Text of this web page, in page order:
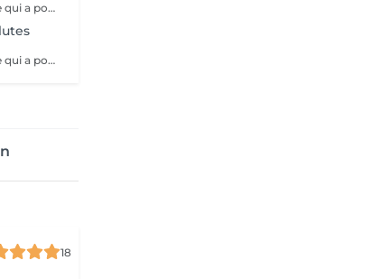
Épilation à la cire permet d'arracher le poil et la racine, ce qui a pour effet de ralentir la repousse de quelques semaines. De plus, le poil qui repoussera sera plus fin. L'épilation à la cire est une méthode efficace pour tous les types de poils. La cire tiède est utilisée sur la majorité des régions corporelles. Pour les régions plus sensibles, comme les aisselles et le bikini, c'est plutôt la cire chaude qui est utilisée afin de minimiser les risques d'ecchymoses dus à une traction trop forte.
Épilation à la cire permet d'arracher le poil et la racine, ce qui a pour effet de ralentir la repousse de quelques semaines. De plus, le poil qui repoussera sera plus fin. L'épilation à la cire est une méthode efficace pour tous les types de poils. La cire tiède est utilisée sur la majorité des régions corporelles. Pour les régions plus sensibles, comme les aisselles et le bikini, c'est plutôt la cire chaude qui est utilisée afin de minimiser les risques d'ecchymoses dus à une traction trop forte.
18